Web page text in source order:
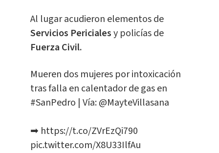
Al lugar acudieron elementos de
Servicios Pericialesy policías de
Fuerza Civil.
Mueren dos mujeres por intoxicación
tras falla en calentador de gas en
#SanPedro | Vía:@MayteVillasana
➡ https://t.co/ZVrEzQi790
pic.twitter.com/X8U33IlfAu